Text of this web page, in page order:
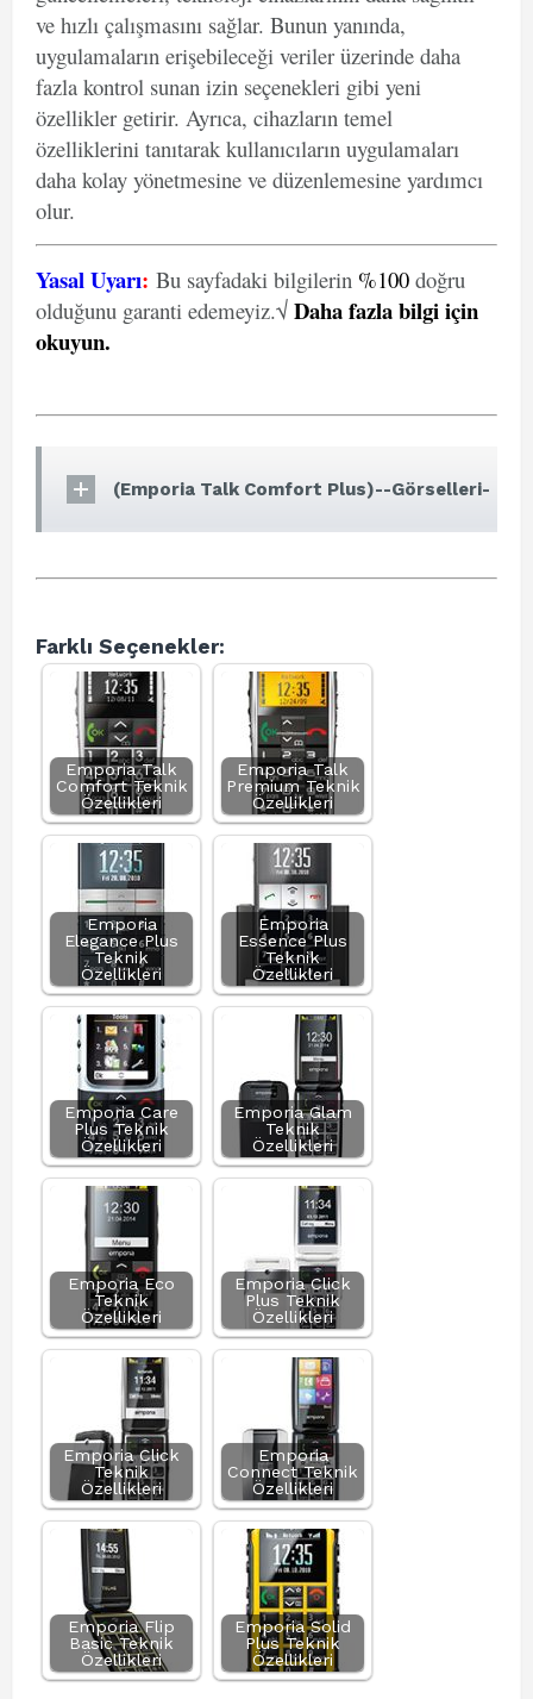
ve hızlı çalışmasını sağlar. Bunun yanında,
uygulamaların erişebileceği veriler üzerinde daha
fazla kontrol sunan izin seçenekleri gibi yeni
özellikler getirir. Ayrıca, cihazların temel
özelliklerini tanıtarak kullanıcıların uygulamaları
daha kolay yönetmesine ve düzenlemesine yardımcı
olur.
Yasal Uyarı: Bu sayfadaki bilgilerin %100 doğru
olduğunu garanti edemeyiz.√ Daha fazla bilgi için
okuyun.
(Emporia Talk Comfort Plus)--Görselleri-
Farklı Seçenekler:
Emporia Talk
Comfort Teknik
Özellikleri
Emporia Talk
Premium Teknik
Özellikleri
Emporia
Elegance Plus
Teknik
Özellikleri
Emporia
Essence Plus
Teknik
Özellikleri
Emporia Care
Plus Teknik
Özellikleri
Emporia Glam
Teknik
Özellikleri
Emporia Eco
Teknik
Özellikleri
Emporia Click
Plus Teknik
Özellikleri
Emporia Click
Teknik
Özellikleri
Emporia
Connect Teknik
Özellikleri
Emporia Flip
Basic Teknik
Özellikleri
Emporia Solid
Plus Teknik
Özellikleri